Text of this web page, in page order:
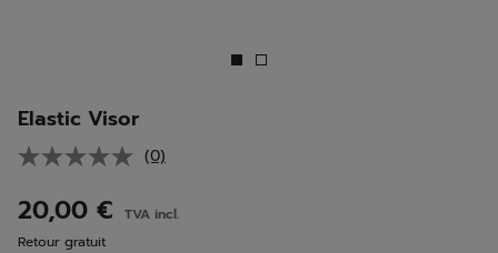
Elastic Visor
Aucune
notation.
(0)
20,00 €
TVA incl.
Retour gratuit